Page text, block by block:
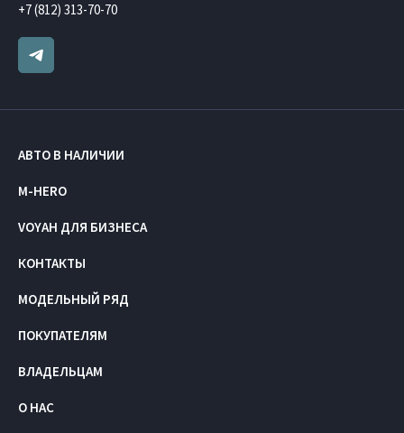
+7 (812) 313-70-70
АВТО В НАЛИЧИИ
M-HERO
VOYAH ДЛЯ БИЗНЕСА
КОНТАКТЫ
МОДЕЛЬНЫЙ РЯД
ПОКУПАТЕЛЯМ
ВЛАДЕЛЬЦАМ
О НАС